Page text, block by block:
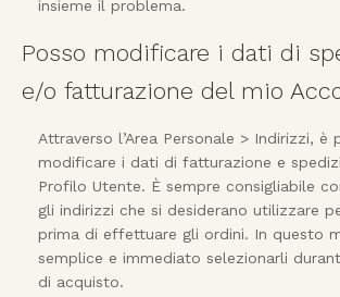
insieme il problema.
Posso modificare i dati di
e/o fatturazione del mio
Attraverso l’Area Personale > Indirizzi, è
modificare i dati di fatturazione e
Profilo Utente. È sempre consigliabile
gli indirizzi che si desiderano utilizzare
prima di effettuare gli ordini. In questo
semplice e immediato selezionarli
di acquisto.